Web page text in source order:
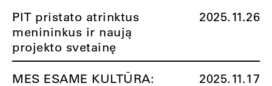
PIT pristato atrinktus
menininkus ir naują
projekto svetainę
2025.11.26
MES ESAME KULTŪRA:
2025.11.17